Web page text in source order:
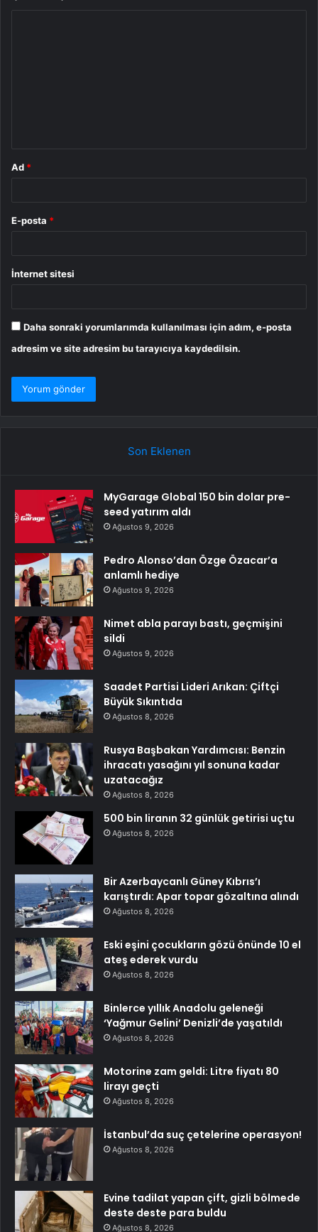
Ad *
E-posta *
İnternet sitesi
Daha sonraki yorumlarımda kullanılması için adım, e-posta
adresim ve site adresim bu tarayıcıya kaydedilsin.
Son Eklenen
MyGarage Global 150 bin dolar pre-
seed yatırım aldı
Ağustos 9, 2026
Pedro Alonso’dan Özge Özacar’a
anlamlı hediye
Ağustos 9, 2026
Nimet abla parayı bastı, geçmişini
sildi
Ağustos 9, 2026
Saadet Partisi Lideri Arıkan: Çiftçi
Büyük Sıkıntıda
Ağustos 8, 2026
Rusya Başbakan Yardımcısı: Benzin
ihracatı yasağını yıl sonuna kadar
uzatacağız
Ağustos 8, 2026
500 bin liranın 32 günlük getirisi uçtu
Ağustos 8, 2026
Bir Azerbaycanlı Güney Kıbrıs’ı
karıştırdı: Apar topar gözaltına alındı
Ağustos 8, 2026
Eski eşini çocukların gözü önünde 10 el
ateş ederek vurdu
Ağustos 8, 2026
Binlerce yıllık Anadolu geleneği
‘Yağmur Gelini’ Denizli’de yaşatıldı
Ağustos 8, 2026
Motorine zam geldi: Litre fiyatı 80
lirayı geçti
Ağustos 8, 2026
İstanbul’da suç çetelerine operasyon!
Ağustos 8, 2026
Evine tadilat yapan çift, gizli bölmede
deste deste para buldu
Ağustos 8, 2026